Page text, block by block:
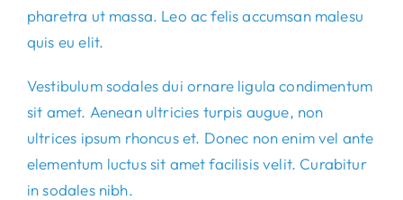
pharetra ut massa. Leo ac felis accumsan malesu
quis eu elit.
Vestibulum sodales dui ornare ligula condimentum
sit amet. Aenean ultricies turpis augue, non
ultrices ipsum rhoncus et. Donec non enim vel ante
elementum luctus sit amet facilisis velit. Curabitur
in sodales nibh.